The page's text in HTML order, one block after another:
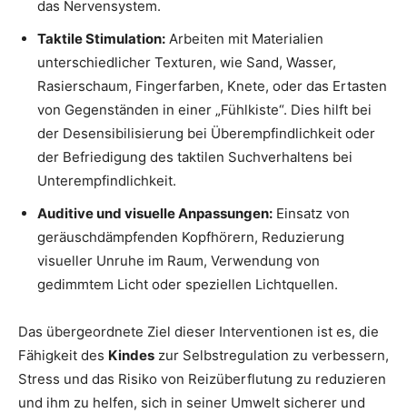
das Nervensystem.
Taktile Stimulation: Arbeiten mit Materialien
unterschiedlicher Texturen, wie Sand, Wasser,
Rasierschaum, Fingerfarben, Knete, oder das Ertasten
von Gegenständen in einer „Fühlkiste“. Dies hilft bei
der Desensibilisierung bei Überempfindlichkeit oder
der Befriedigung des taktilen Suchverhaltens bei
Unterempfindlichkeit.
Auditive und visuelle Anpassungen: Einsatz von
geräuschdämpfenden Kopfhörern, Reduzierung
visueller Unruhe im Raum, Verwendung von
gedimmtem Licht oder speziellen Lichtquellen.
Das übergeordnete Ziel dieser Interventionen ist es, die
Fähigkeit des Kindes zur Selbstregulation zu verbessern,
Stress und das Risiko von Reizüberflutung zu reduzieren
und ihm zu helfen, sich in seiner Umwelt sicherer und